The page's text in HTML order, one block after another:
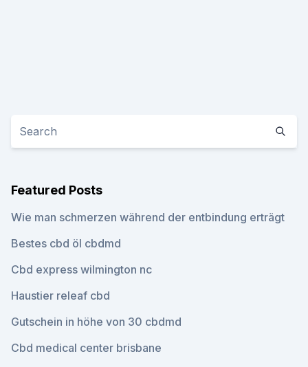
Featured Posts
Wie man schmerzen während der entbindung erträgt
Bestes cbd öl cbdmd
Cbd express wilmington nc
Haustier releaf cbd
Gutschein in höhe von 30 cbdmd
Cbd medical center brisbane